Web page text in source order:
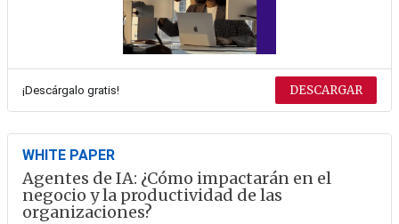
¡Descárgalo gratis! DESCARGAR
WHITE PAPER
Agentes de IA: ¿Cómo impactarán en el
negocio y la productividad de las
organizaciones?